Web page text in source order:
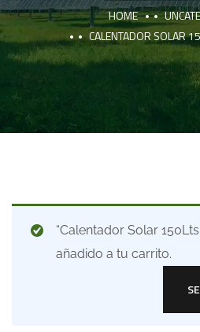
HOME
CALENTADOR SOLAR
“Calentador Solar
añadido a tu carrito.